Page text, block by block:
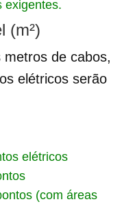
exigentes.
(m²)
de cabos,
elétricos serão
elétricos
(com áreas